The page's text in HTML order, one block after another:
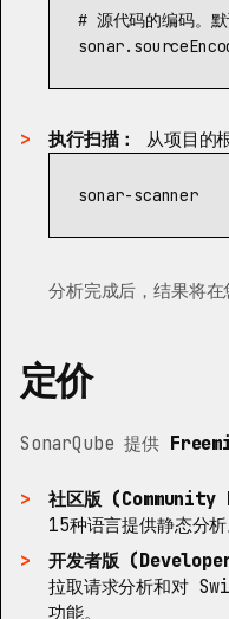
执行扫描： 从项目的
sonar-scanner
分析完成后，结果将
定价
SonarQube 提供
社区版
15种语言提供静态分析
开发者版
拉取请求分析和对
功能。